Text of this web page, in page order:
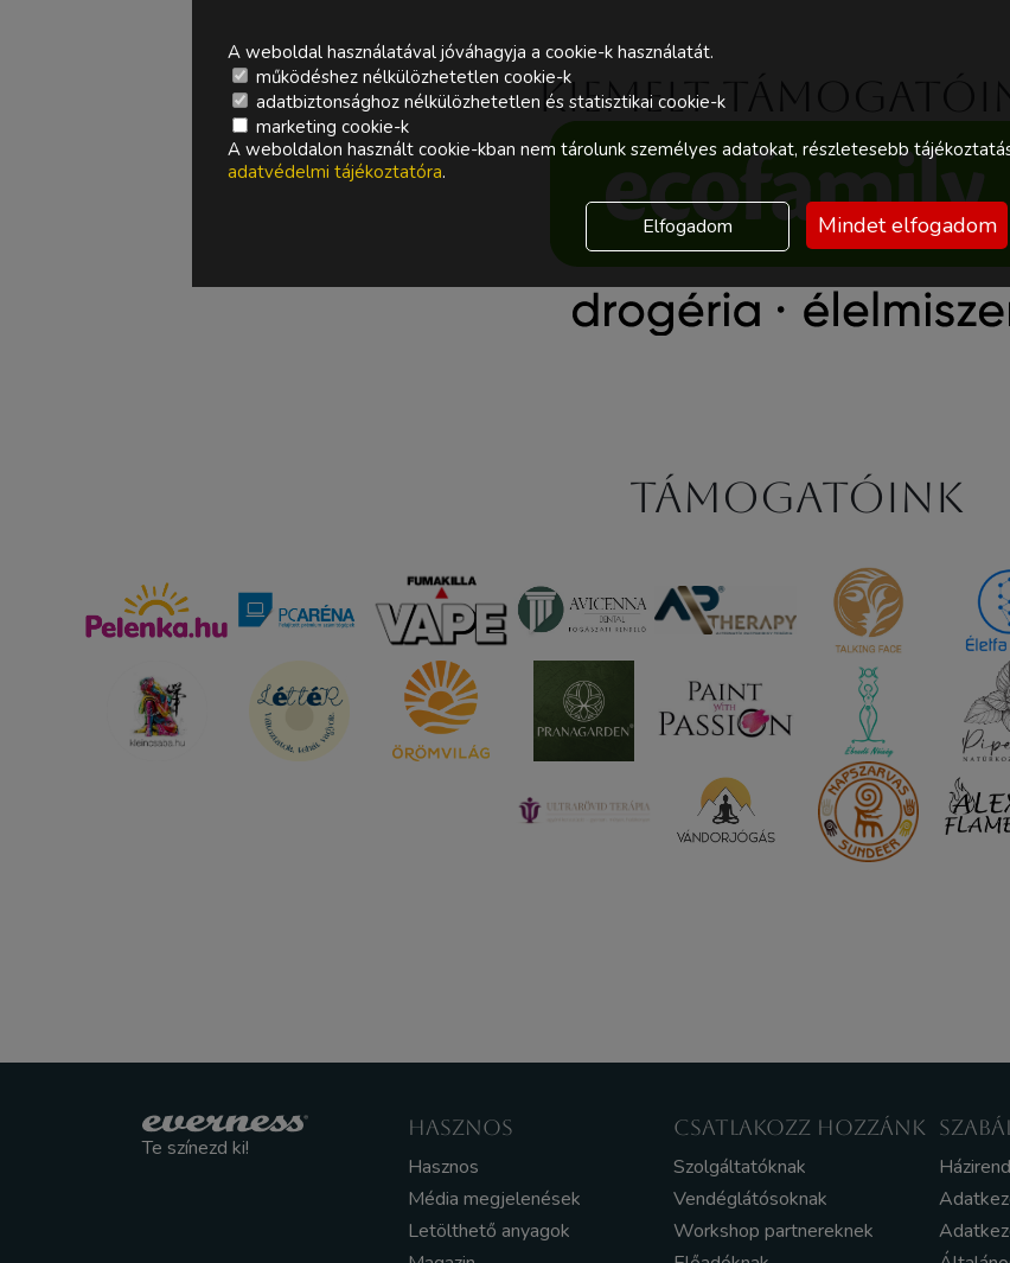
Kiemelt
Támogatóink
Te színezd ki!
HASZNOS
Hasznos
Média megjelenések
Letölthető anyagok
CSATLAKOZZ HOZZÁNK
Szolgáltatóknak
Vendéglátósoknak
Workshop partnereknek
Házirend
A weboldal használatával jóváhagyja a cookie-k használatát.
működéshez nélkülözhetetlen cookie-k
adatbiztonsághoz nélkülözhetetlen és statisztikai cookie-k
marketing cookie-k
A weboldalon használt cookie-kban nem tárolunk személyes adatokat, részletesebb
adatvédelmi tájékoztatóra.
Elfogadom Mindet elfogadom